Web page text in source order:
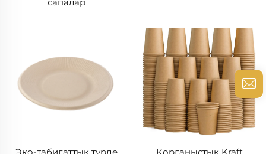
Эко-табиғаттық түрде
Қорғаныстық Kraft